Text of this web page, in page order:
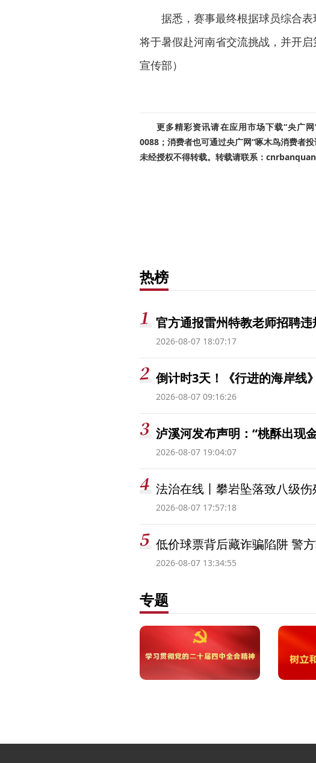
据悉，赛事最终根据球员综合
将于暑假赴河南省交流挑战，并开
宣传部）
更多精彩资讯请在应用市场下载“央广
0088；消费者也可通过央广网“啄木鸟消费者
未经授权不得转载。转载请联系：
热榜
官方通报雷州特教老师招聘违
2026-08-07 18:07:17
倒计时3天！《行进的海岸线
2026-08-07 09:16:26
泸溪河发布声明：“桃酥出现
2026-08-07 19:04:07
法治在线丨攀岩坠落致八级伤
2026-08-07 17:57:18
低价球票背后藏诈骗陷阱 警
2026-08-07 13:34:55
专题